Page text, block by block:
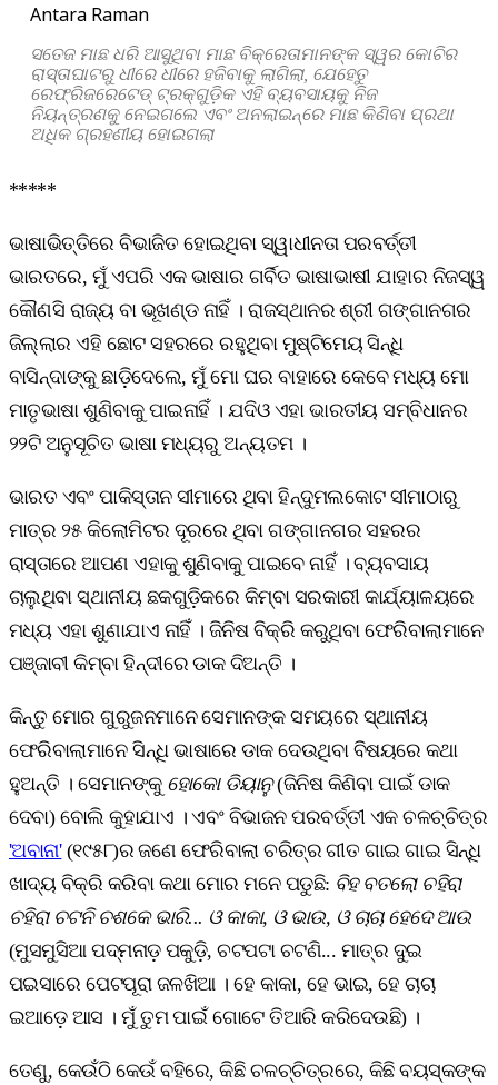
Antara Raman
ସତେଜ ମାଛ ଧରି ଆସୁଥିବା ମାଛ ବିକ୍ରେତାମାନଙ୍କ ସ୍ୱର କୋଚିର
ରାସ୍ତାଘାଟରୁ ଧୀରେ ଧୀରେ ହଜିବାକୁ ଲାଗିଲା, ଯେହେତୁ
ରେଫ୍ରିଜରେଟେଡ୍ ଟ୍ରକ୍ଗୁଡ଼ିକ ଏହି ବ୍ୟବସାୟକୁ ନିଜ
ନିୟନ୍ତ୍ରଣକୁ ନେଇଗଲେ ଏବଂ ଅନଲାଇନ୍ରେ ମାଛ କିଣିବା ପ୍ରଥା
ଅଧିକ ଗ୍ରହଣୀୟ ହୋଇଗଲା
*****
ଭାଷାଭିତ୍ତିରେ ବିଭାଜିତ ହୋଇଥିବା ସ୍ୱାଧୀନତା ପରବର୍ତ୍ତୀ
ଭାରତରେ, ମୁଁ ଏପରି ଏକ ଭାଷାର ଗର୍ବିତ ଭାଷାଭାଷୀ ଯାହାର ନିଜସ୍ୱ
କୌଣସି ରାଜ୍ୟ ବା ଭୂଖଣ୍ଡ ନାହିଁ । ରାଜସ୍ଥାନର ଶ୍ରୀ ଗଙ୍ଗାନଗର
ଜିଲ୍ଲାର ଏହି ଛୋଟ ସହରରେ ରହୁଥିବା ମୁଷ୍ଟିମେୟ ସିନ୍ଧି
ବାସିନ୍ଦାଙ୍କୁ ଛାଡ଼ିଦେଲେ, ମୁଁ ମୋ ଘର ବାହାରେ କେବେ ମଧ୍ୟ ମୋ
ମାତୃଭାଷା ଶୁଣିବାକୁ ପାଇନାହିଁ । ଯଦିଓ ଏହା ଭାରତୀୟ ସମ୍ବିଧାନର
୨୨ଟି ଅନୁସୂଚିତ ଭାଷା ମଧ୍ୟରୁ ଅନ୍ୟତମ ।
ଭାରତ ଏବଂ ପାକିସ୍ତାନ ସୀମାରେ ଥିବା ହିନ୍ଦୁମଲକୋଟ ସୀମାଠାରୁ
ମାତ୍ର ୨୫ କିଲୋମିଟର ଦୂରରେ ଥିବା ଗଙ୍ଗାନଗର ସହରର
ରାସ୍ତାରେ ଆପଣ ଏହାକୁ ଶୁଣିବାକୁ ପାଇବେ ନାହିଁ । ବ୍ୟବସାୟ
ଚାଲୁଥିବା ସ୍ଥାନୀୟ ଛକଗୁଡ଼ିକରେ କିମ୍ବା ସରକାରୀ କାର୍ଯ୍ୟାଳୟରେ
ମଧ୍ୟ ଏହା ଶୁଣାଯାଏ ନାହିଁ । ଜିନିଷ ବିକ୍ରି କରୁଥିବା ଫେରିବାଲାମାନେ
ପଞ୍ଜାବୀ କିମ୍ବା ହିନ୍ଦୀରେ ଡାକ ଦିଅନ୍ତି ।
କିନ୍ତୁ ମୋର ଗୁରୁଜନମାନେ ସେମାନଙ୍କ ସମୟରେ ସ୍ଥାନୀୟ
ଫେରିବାଲାମାନେ ସିନ୍ଧି ଭାଷାରେ ଡାକ ଦେଉଥିବା ବିଷୟରେ କଥା
ହୁଅନ୍ତି । ସେମାନଙ୍କୁହୋକୋ ଡିୟାନୁ(ଜିନିଷ କିଣିବା ପାଇଁ ଡାକ
ଦେବା) ବୋଲି କୁହାଯାଏ । ଏବଂ ବିଭାଜନ ପରବର୍ତ୍ତୀ ଏକ ଚଳଚ୍ଚିତ୍ର
'ଅବାନା'(୧୯୫୮)ର ଜଣେ ଫେରିବାଲା ଚରିତ୍ର ଗୀତ ଗାଇ ଗାଇ ସିନ୍ଧି
ଖାଦ୍ୟ ବିକ୍ରି କରିବା କଥା ମୋର ମନେ ପଡୁଛି: ବିହ ବତଲୋ ଚହିରା
ଚହିରା ଚଟନି ଚଶକେ ଭାରି... ଓ କାକା, ଓ ଭାଉ, ଓ ଚାଚା ହେଦେ ଆଉ
(ମୁସମୁସିଆ ପଦ୍ମନାଡ଼ ପକୁଡ଼ି, ଚଟପଟା ଚଟଣି... ମାତ୍ର ଦୁଇ
ପଇସାରେ ପେଟପୂରା ଜଳଖିଆ । ହେ କାକା, ହେ ଭାଇ, ହେ ଚାଚା
ଇଆଡ଼େ ଆସ । ମୁଁ ତୁମ ପାଇଁ ଗୋଟେ ତିଆରି କରିଦେଉଛି) ।
ତେଣୁ, କେଉଁଠି କେଉଁ ବହିରେ, କିଛି ଚଳଚ୍ଚିତ୍ରରେ, କିଛି ବୟସ୍କଙ୍କ